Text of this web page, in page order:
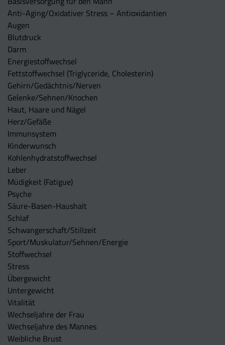
Anti-Aging/Oxidativer Stress – Antioxidantien
Augen
Blutdruck
Darm
Energiestoffwechsel
Fettstoffwechsel (Triglyceride, Cholesterin)
Gehirn/Gedächtnis/Nerven
Gelenke/Sehnen/Knochen
Haut, Haare und Nägel
Herz/Gefäße
Immunsystem
Kinderwunsch
Kohlenhydratstoffwechsel
Leber
Müdigkeit (Fatigue)
Psyche
Säure-Basen-Haushalt
Schlaf
Schwangerschaft/Stillzeit
Sport/Muskulatur/Sehnen/Energie
Stoffwechsel
Stress
Übergewicht
Untergewicht
Vitalität
Wechseljahre der Frau
Wechseljahre des Mannes
Weibliche Brust